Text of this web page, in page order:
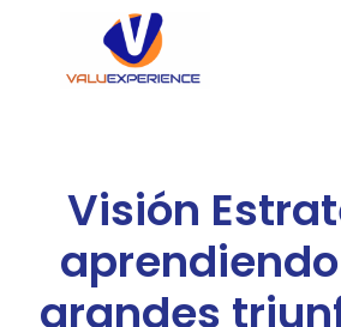
Visión
grandes